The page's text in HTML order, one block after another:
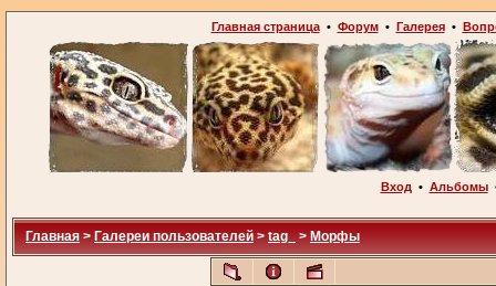
Главная страница• Форум• Галерея•
Вход • Альбомы
Главная > Галереи пользователей > tag_ > Морфы